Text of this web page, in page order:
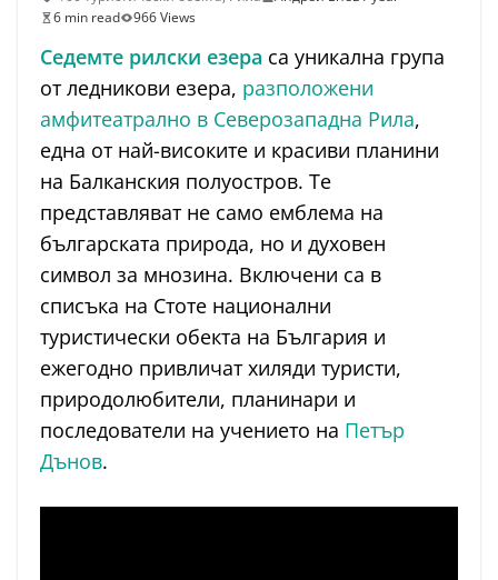
6 min read
966 Views
Седемте рилски езера са уникална група
от ледникови езера, разположени
амфитеатрално в Северозападна Рила,
една от най-високите и красиви планини
на Балканския полуостров. Те
представляват не само емблема на
българската природа, но и духовен
символ за мнозина. Включени са в
списъка на Стоте национални
туристически обекта на България и
ежегодно привличат хиляди туристи,
природолюбители, планинари и
последователи на учението на Петър
Дънов.